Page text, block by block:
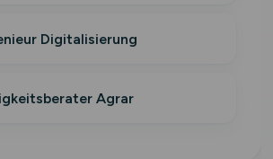
Digitalisierung
Agrar